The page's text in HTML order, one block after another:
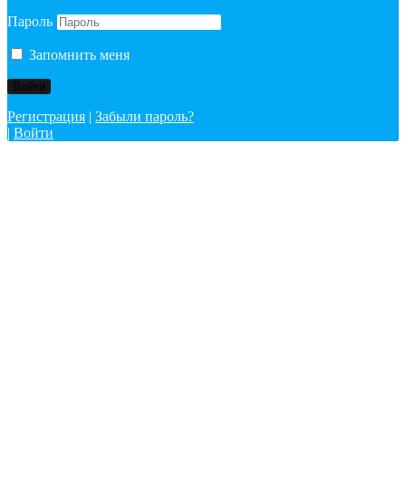
Пароль
Запомнить меня
Регистрация | Забыли пароль?
| Войти